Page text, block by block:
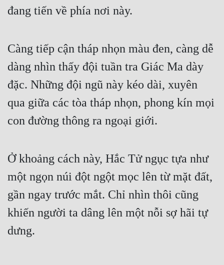
Gia Đấu
Góc Nhìn Nam
Góc Nhìn Nữ
Huyền Huyễn
Huyền Ảo
Hài Hước
Hệ Thống
đang tiến về phía nơi này.
Càng tiếp cận tháp nhọn màu đen, càng dễ
dàng nhìn thấy đội tuần tra Giác Ma dày
đặc. Những đội ngũ này kéo dài, xuyên
qua giữa các tòa tháp nhọn, phong kín mọi
con đường thông ra ngoại giới.
Ở khoảng cách này, Hắc Tử ngục tựa như
một ngọn núi đột ngột mọc lên từ mặt đất,
gần ngay trước mắt. Chỉ nhìn thôi cũng
khiến người ta dâng lên một nỗi sợ hãi tự
dưng.